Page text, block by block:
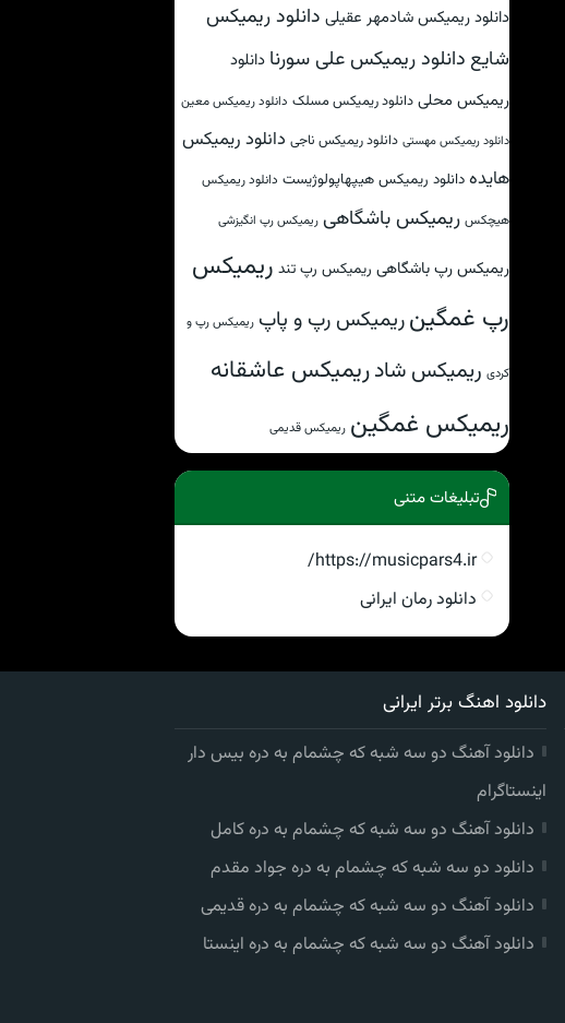
دانلود ریمیکس شادمهر عقیلی دانلود ریمیکس
شایع دانلود ریمیکس علی سورنا دانلود
ریمیکس محلی دانلود ریمیکس مسلک دانلود ریمیکس معین
دانلود ریمیکس مهستی دانلود ریمیکس ناجی دانلود ریمیکس
هایده دانلود ریمیکس هیپهاپولوژیست دانلود ریمیکس
هیچکس ریمیکس باشگاهی ریمیکس رپ انگیزشی
ریمیکس رپ باشگاهی ریمیکس رپ تند ریمیکس
رپ غمگینریمیکس رپ و پاپ ریمیکس رپ و
کردی ریمیکس شادریمیکس عاشقانه
ریمیکس غمگین ریمیکس قدیمی
تبلیغات متنی
https://musicpars4.ir/
دانلود رمان ایرانی
دانلود اهنگ برتر ایرانی
دانلود آهنگ دو سه شبه که چشمام به دره بیس دار
اینستاگرام
دانلود آهنگ دو سه شبه که چشمام به دره کامل
دانلود دو سه شبه که چشمام به دره جواد مقدم
دانلود آهنگ دو سه شبه که چشمام به دره قدیمی
دانلود آهنگ دو سه شبه که چشمام به دره اینستا